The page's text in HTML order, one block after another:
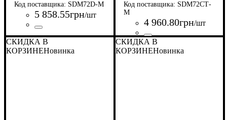
SDM72D-M
5 858.55грн/шт
Страна-производитель:
Китай
Серия: SDM
SDM72СТ-
М
4 960.80грн/шт
Страна-производитель
Китай
Серия: SDM
СКИДКА В
КОРЗИНЕНовинка
СКИДКА В
КОРЗИНЕНовинка